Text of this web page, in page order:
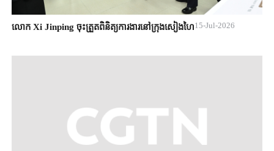
លោក Xi Jinping ចុះត្រួតពិនិត្យការងារនៅក្រុងសៀងហៃ15-Jul-2026